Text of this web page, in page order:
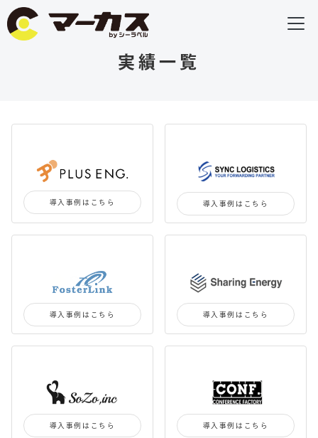
実績一覧
導入事例はこちら 導入事例はこちら
導入事例はこちら 導入事例はこちら
導入事例はこちら 導入事例はこちら